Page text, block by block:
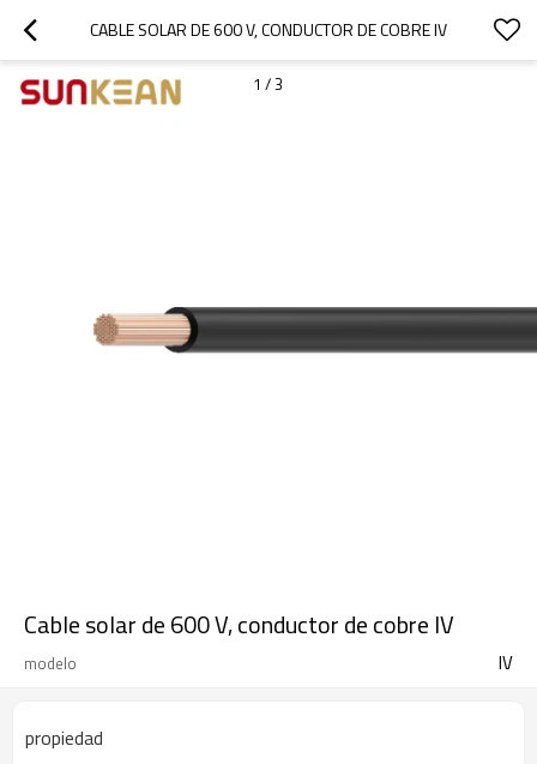
CABLE SOLAR DE 600 V, CONDUCTOR DE COBRE IV
1 /3
Cable solar de 600 V, conductor de cobre IV
modelo IV
propiedad